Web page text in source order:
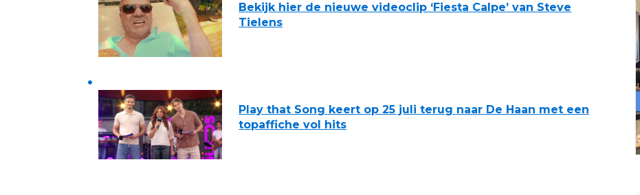
Bekijk hier de nieuwe videoclip ‘Fiesta Calpe’ van Steve
Tielens
Play that Song keert op 25 juli terug naar De Haan met een
topaffiche vol hits